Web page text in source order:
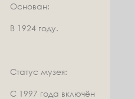
Основан:
В 1924 году.
Статус музея:
С 1997 года включён